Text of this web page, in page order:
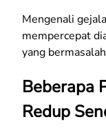
Mengenali
mempercepat
yang
Beberapa
Redup